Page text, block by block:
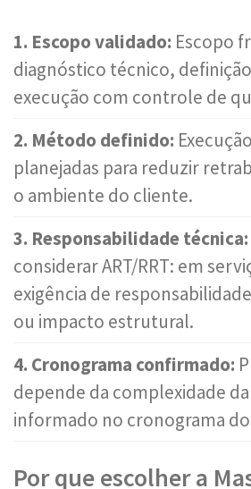
1. Escopo validado: Escopo
diagnóstico técnico,
execução com controle de
2. Método definido:
planejadas para reduzir
o ambiente do cliente.
3. Responsabilidade técnica:
considerar ART/RRT: em
exigência de
ou impacto estrutural.
4. Cronograma confirmado:
depende da complexidade
informado no cronograma
Por que escolher a